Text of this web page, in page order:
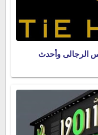
الرجالى وأحدث